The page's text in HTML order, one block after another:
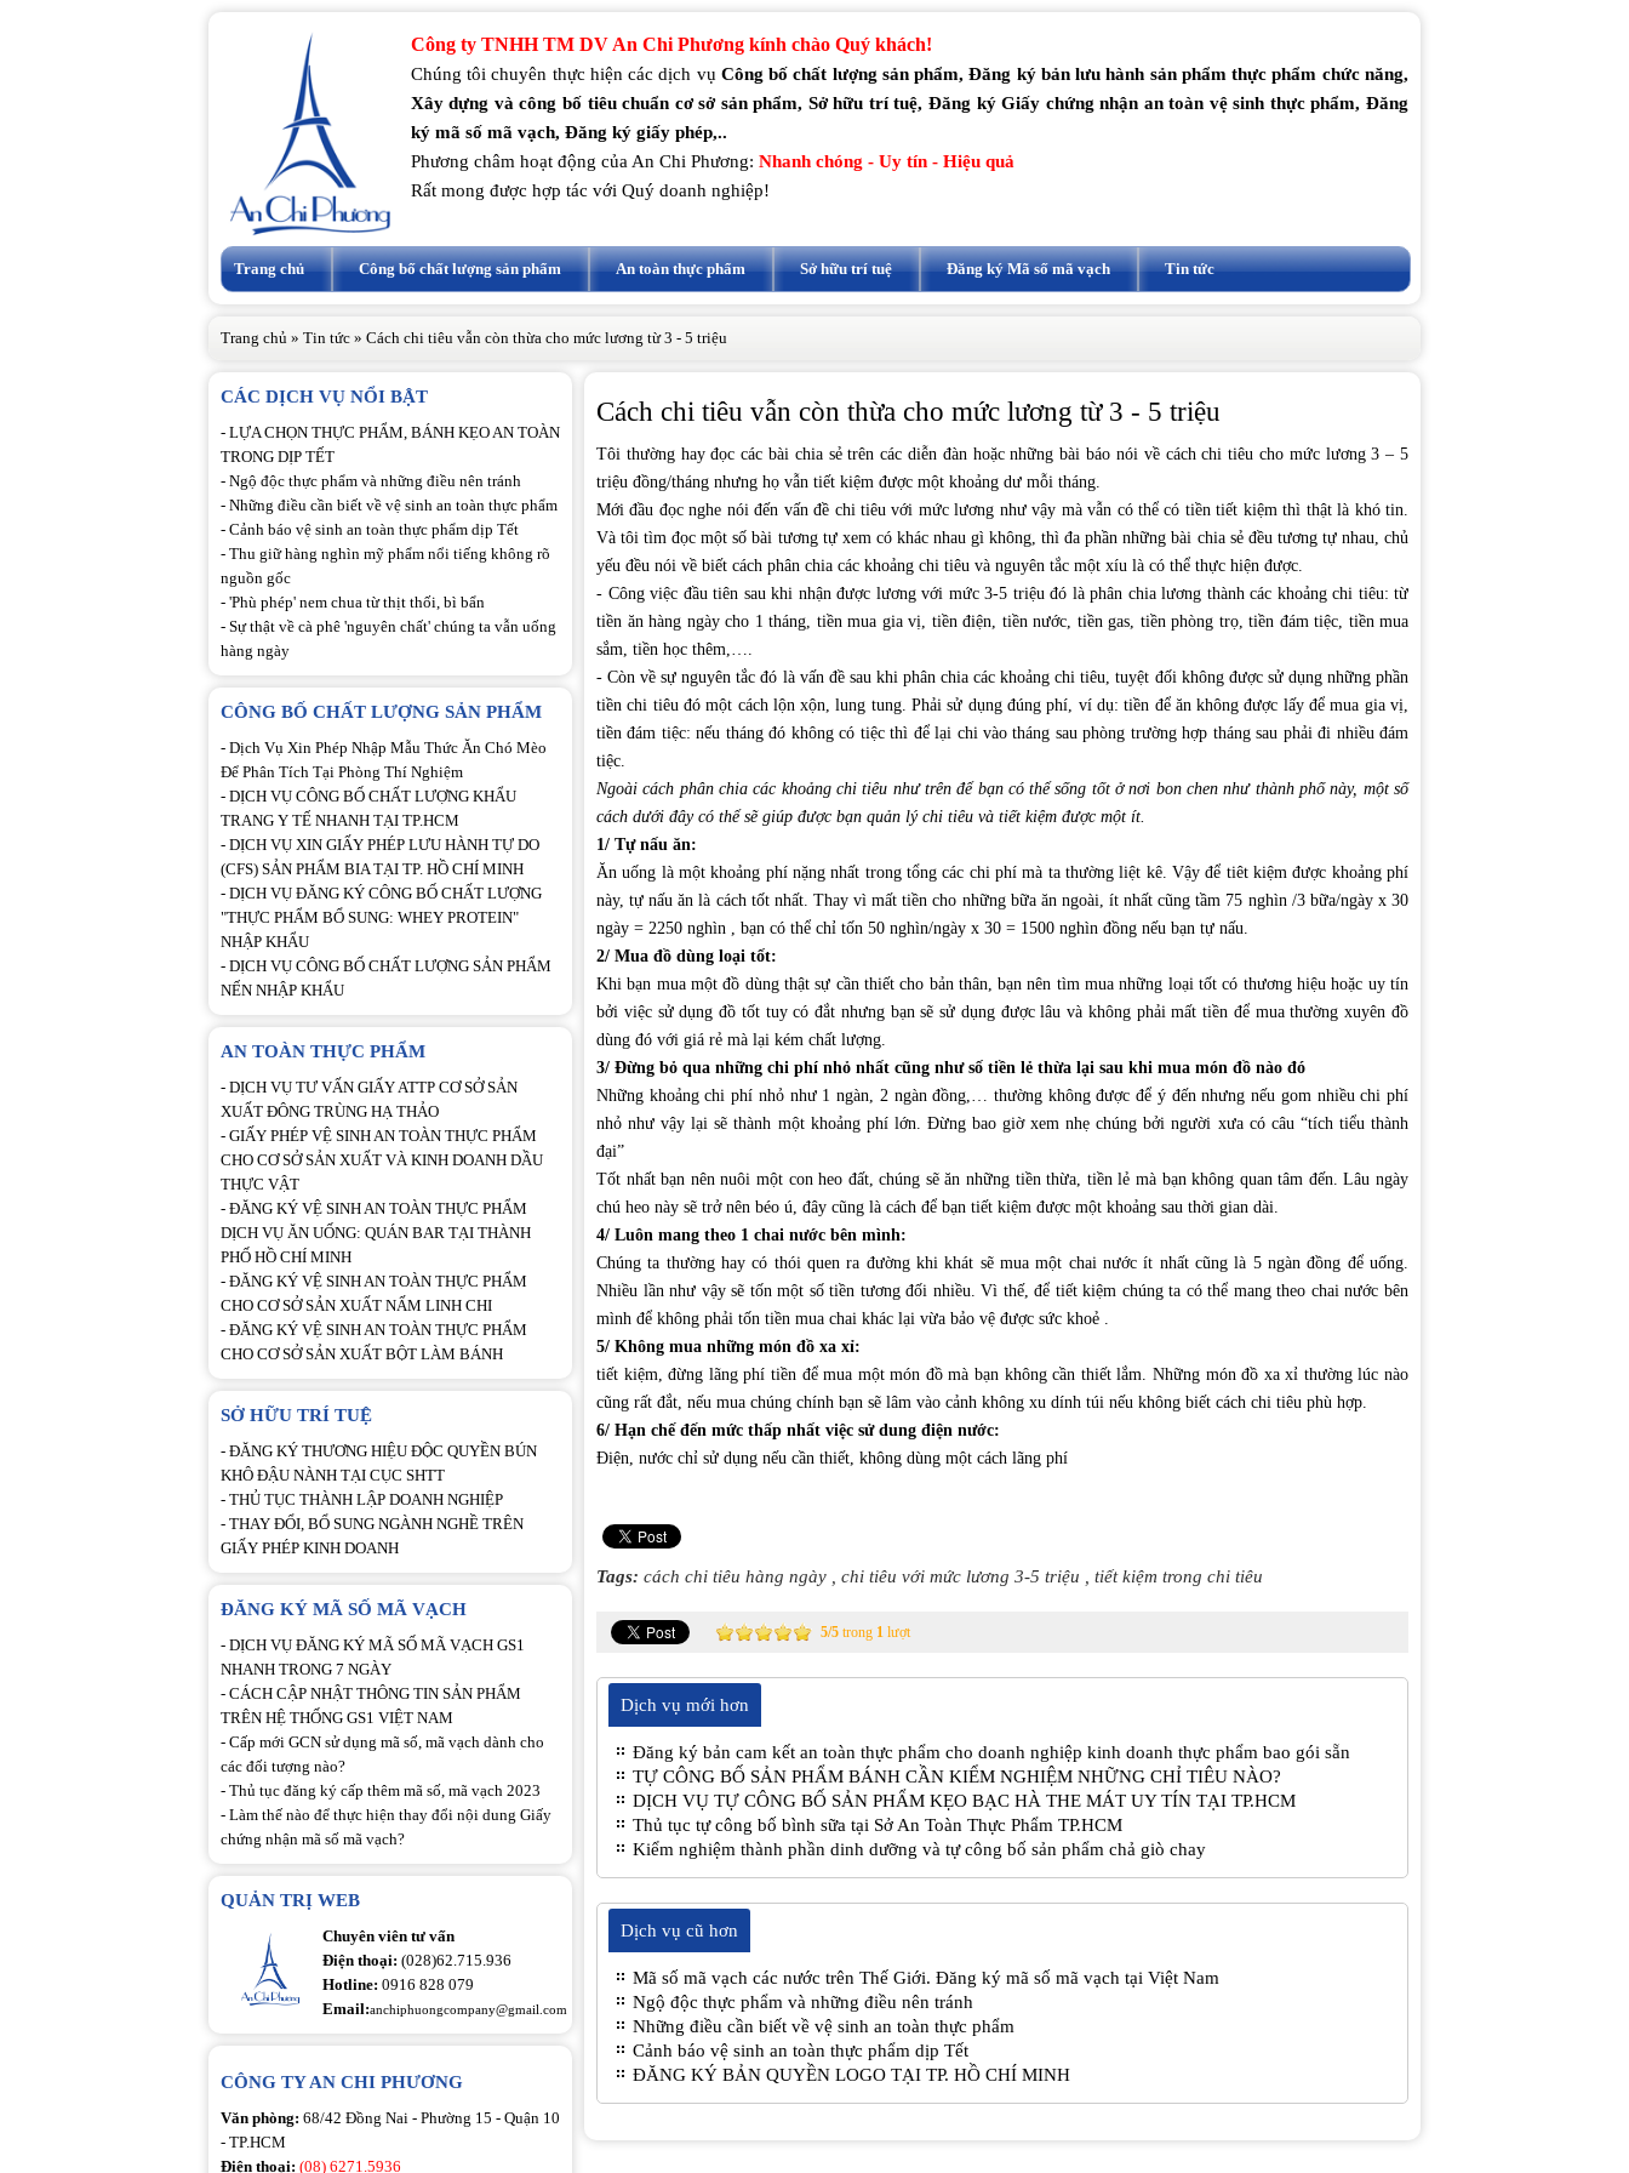
Công ty TNHH TM DV An Chi Phương kính chào Quý khách!
Chúng tôi chuyên thực hiện các dịch vụ Công bố chất lượng sản phẩm, Đăng ký bản lưu hành sản phẩm thực phẩm chức năng,
Xây dựng và công bố tiêu chuẩn cơ sở sản phẩm, Sở hữu trí tuệ, Đăng ký Giấy chứng nhận an toàn vệ sinh thực phẩm, Đăng
ký mã số mã vạch, Đăng ký giấy phép,..
Phương châm hoạt động của An Chi Phương: Nhanh chóng - Uy tín - Hiệu quả
Rất mong được hợp tác với Quý doanh nghiệp!
Trang chủ Công bố chất lượng sản phẩm An toàn thực phẩm Sở hữu trí tuệ Đăng ký Mã số mã vạch Tin tức
Trang chủ » Tin tức » Cách chi tiêu vẫn còn thừa cho mức lương từ 3 - 5 triệu
Cách chi tiêu vẫn còn thừa cho mức lương từ 3 - 5 triệu
Tôi thường hay đọc các bài chia sẻ trên các diễn đàn hoặc những bài báo nói về cách chi tiêu cho mức lương 3 – 5
triệu đồng/tháng nhưng họ vẫn tiết kiệm được một khoảng dư mỗi tháng.
Mới đầu đọc nghe nói đến vấn đề chi tiêu với mức lương như vậy mà vẫn có thể có tiền tiết kiệm thì thật là khó tin.
Và tôi tìm đọc một số bài tương tự xem có khác nhau gì không, thì đa phần những bài chia sẻ đều tương tự nhau, chủ
yếu đều nói về biết cách phân chia các khoảng chi tiêu và nguyên tắc một xíu là có thể thực hiện được.
- Công việc đầu tiên sau khi nhận được lương với mức 3-5 triệu đó là phân chia lương thành các khoảng chi tiêu: từ
tiền ăn hàng ngày cho 1 tháng, tiền mua gia vị, tiền điện, tiền nước, tiền gas, tiền phòng trọ, tiền đám tiệc, tiền mua
sắm, tiền học thêm,….
- Còn về sự nguyên tắc đó là vấn đề sau khi phân chia các khoảng chi tiêu, tuyệt đối không được sử dụng những phần
tiền chi tiêu đó một cách lộn xộn, lung tung. Phải sử dụng đúng phí, ví dụ: tiền để ăn không được lấy để mua gia vị,
tiền đám tiệc: nếu tháng đó không có tiệc thì để lại chi vào tháng sau phòng trường hợp tháng sau phải đi nhiều đám
tiệc.
Ngoài cách phân chia các khoảng chi tiêu như trên để bạn có thể sống tốt ở nơi bon chen như thành phố này, một số
cách dưới đây có thể sẽ giúp được bạn quản lý chi tiêu và tiết kiệm được một ít.
1/ Tự nấu ăn:
Ăn uống là một khoảng phí nặng nhất trong tổng các chi phí mà ta thường liệt kê. Vậy để tiêt kiệm được khoảng phí
này, tự nấu ăn là cách tốt nhất. Thay vì mất tiền cho những bữa ăn ngoài, ít nhất cũng tầm 75 nghìn /3 bữa/ngày x 30
ngày = 2250 nghìn , bạn có thể chỉ tốn 50 nghìn/ngày x 30 = 1500 nghìn đồng nếu bạn tự nấu.
2/ Mua đồ dùng loại tốt:
Khi bạn mua một đồ dùng thật sự cần thiết cho bản thân, bạn nên tìm mua những loại tốt có thương hiệu hoặc uy tín
bởi việc sử dụng đồ tốt tuy có đắt nhưng bạn sẽ sử dụng được lâu và không phải mất tiền để mua thường xuyên đồ
dùng đó với giá rẻ mà lại kém chất lượng.
3/ Đừng bỏ qua những chi phí nhỏ nhất cũng như số tiền lẻ thừa lại sau khi mua món đồ nào đó
Những khoảng chi phí nhỏ như 1 ngàn, 2 ngàn đồng,… thường không được để ý đến nhưng nếu gom nhiều chi phí
nhỏ như vậy lại sẽ thành một khoảng phí lớn. Đừng bao giờ xem nhẹ chúng bởi người xưa có câu “tích tiểu thành
đại”
Tốt nhất bạn nên nuôi một con heo đất, chúng sẽ ăn những tiền thừa, tiền lẻ mà bạn không quan tâm đến. Lâu ngày
chú heo này sẽ trở nên béo ú, đây cũng là cách để bạn tiết kiệm được một khoảng sau thời gian dài.
4/ Luôn mang theo 1 chai nước bên mình:
Chúng ta thường hay có thói quen ra đường khi khát sẽ mua một chai nước ít nhất cũng là 5 ngàn đồng để uống.
Nhiều lần như vậy sẽ tốn một số tiền tương đối nhiều. Vì thế, để tiết kiệm chúng ta có thể mang theo chai nước bên
mình để không phải tốn tiền mua chai khác lại vừa bảo vệ được sức khoẻ .
5/ Không mua những món đồ xa xỉ:
tiết kiệm, đừng lãng phí tiền để mua một món đồ mà bạn không cần thiết lắm. Những món đồ xa xỉ thường lúc nào
cũng rất đắt, nếu mua chúng chính bạn sẽ lâm vào cảnh không xu dính túi nếu không biết cách chi tiêu phù hợp.
6/ Hạn chế đến mức thấp nhất việc sử dung điện nước:
Điện, nước chỉ sử dụng nếu cần thiết, không dùng một cách lãng phí
Tags: cách chi tiêu hàng ngày chi tiêu với mức lương 3-5 triệu tiết kiệm trong chi tiêu
5/5 trong 1 lượt
Dịch vụ mới hơn
Đăng ký bản cam kết an toàn thực phẩm cho doanh nghiệp kinh doanh thực phẩm bao gói sẵn
TỰ CÔNG BỐ SẢN PHẨM BÁNH CẦN KIỂM NGHIỆM NHỮNG CHỈ TIÊU NÀO?
DỊCH VỤ TỰ CÔNG BỐ SẢN PHẨM KẸO BẠC HÀ THE MÁT UY TÍN TẠI TP.HCM
Thủ tục tự công bố bình sữa tại Sở An Toàn Thực Phẩm TP.HCM
Kiểm nghiệm thành phần dinh dưỡng và tự công bố sản phẩm chả giò chay
Dịch vụ cũ hơn
Mã số mã vạch các nước trên Thế Giới. Đăng ký mã số mã vạch tại Việt Nam
Ngộ độc thực phẩm và những điều nên tránh
Những điều cần biết về vệ sinh an toàn thực phẩm
Cảnh báo vệ sinh an toàn thực phẩm dịp Tết
ĐĂNG KÝ BẢN QUYỀN LOGO TẠI TP. HỒ CHÍ MINH
CÁC DỊCH VỤ NỔI BẬT
- LỰA CHỌN THỰC PHẨM, BÁNH KẸO AN TOÀN
TRONG DỊP TẾT
- Ngộ độc thực phẩm và những điều nên tránh
- Những điều cần biết về vệ sinh an toàn thực phẩm
- Cảnh báo vệ sinh an toàn thực phẩm dịp Tết
- Thu giữ hàng nghìn mỹ phẩm nổi tiếng không rõ
nguồn gốc
- 'Phù phép' nem chua từ thịt thối, bì bẩn
- Sự thật về cà phê 'nguyên chất' chúng ta vẫn uống
hàng ngày
CÔNG BỐ CHẤT LƯỢNG SẢN PHẨM
- Dịch Vụ Xin Phép Nhập Mẫu Thức Ăn Chó Mèo
Để Phân Tích Tại Phòng Thí Nghiệm
- DỊCH VỤ CÔNG BỐ CHẤT LƯỢNG KHẨU
TRANG Y TẾ NHANH TẠI TP.HCM
- DỊCH VỤ XIN GIẤY PHÉP LƯU HÀNH TỰ DO
(CFS) SẢN PHẨM BIA TẠI TP. HỒ CHÍ MINH
- DỊCH VỤ ĐĂNG KÝ CÔNG BỐ CHẤT LƯỢNG
"THỰC PHẨM BỔ SUNG: WHEY PROTEIN"
NHẬP KHẨU
- DỊCH VỤ CÔNG BỐ CHẤT LƯỢNG SẢN PHẨM
NẾN NHẬP KHẨU
AN TOÀN THỰC PHẨM
- DỊCH VỤ TƯ VẤN GIẤY ATTP CƠ SỞ SẢN
XUẤT ĐÔNG TRÙNG HẠ THẢO
- GIẤY PHÉP VỆ SINH AN TOÀN THỰC PHẨM
CHO CƠ SỞ SẢN XUẤT VÀ KINH DOANH DẦU
THỰC VẬT
- ĐĂNG KÝ VỆ SINH AN TOÀN THỰC PHẨM
DỊCH VỤ ĂN UỐNG: QUÁN BAR TẠI THÀNH
PHỐ HỒ CHÍ MINH
- ĐĂNG KÝ VỆ SINH AN TOÀN THỰC PHẨM
CHO CƠ SỞ SẢN XUẤT NẤM LINH CHI
- ĐĂNG KÝ VỆ SINH AN TOÀN THỰC PHẨM
CHO CƠ SỞ SẢN XUẤT BỘT LÀM BÁNH
SỞ HỮU TRÍ TUỆ
- ĐĂNG KÝ THƯƠNG HIỆU ĐỘC QUYỀN BÚN
KHÔ ĐẬU NÀNH TẠI CỤC SHTT
- THỦ TỤC THÀNH LẬP DOANH NGHIỆP
- THAY ĐỔI, BỔ SUNG NGÀNH NGHỀ TRÊN
GIẤY PHÉP KINH DOANH
ĐĂNG KÝ MÃ SỐ MÃ VẠCH
- DỊCH VỤ ĐĂNG KÝ MÃ SỐ MÃ VẠCH GS1
NHANH TRONG 7 NGÀY
- CÁCH CẬP NHẬT THÔNG TIN SẢN PHẨM
TRÊN HỆ THỐNG GS1 VIỆT NAM
- Cấp mới GCN sử dụng mã số, mã vạch dành cho
các đối tượng nào?
- Thủ tục đăng ký cấp thêm mã số, mã vạch 2023
- Làm thế nào để thực hiện thay đổi nội dung Giấy
chứng nhận mã số mã vạch?
QUẢN TRỊ WEB
Chuyên viên tư vấn
Điện thoại: (028)62.715.936
Hotline: 0916 828 079
Email:anchiphuongcompany@gmail.com
CÔNG TY AN CHI PHƯƠNG
Văn phòng: 68/42 Đồng Nai - Phường 15 - Quận 10
- TP.HCM
Điện thoại: (08) 6271.5936